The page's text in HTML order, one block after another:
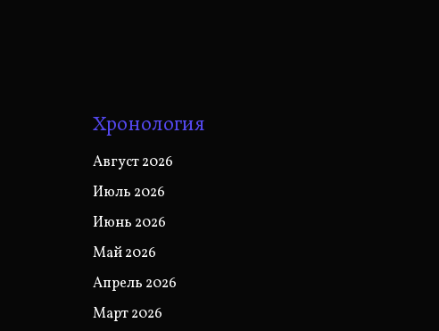
Хронология
Август 2026
Июль 2026
Июнь 2026
Май 2026
Апрель 2026
Март 2026